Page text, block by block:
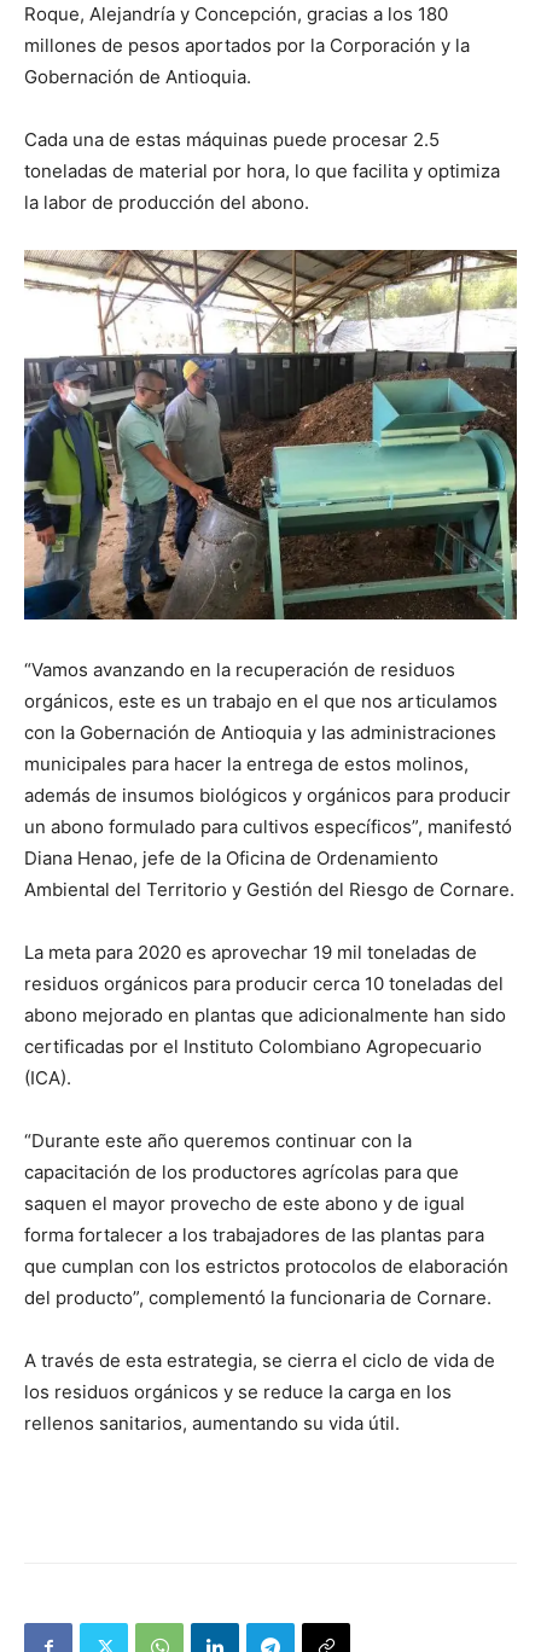
Roque, Alejandría y Concepción, gracias a los 180
millones de pesos aportados por la Corporación y la
Gobernación de Antioquia.
Cada una de estas máquinas puede procesar 2.5
toneladas de material por hora, lo que facilita y optimiza
la labor de producción del abono.
“Vamos avanzando en la recuperación de residuos
orgánicos, este es un trabajo en el que nos articulamos
con la Gobernación de Antioquia y las administraciones
municipales para hacer la entrega de estos molinos,
además de insumos biológicos y orgánicos para producir
un abono formulado para cultivos específicos”, manifestó
Diana Henao, jefe de la Oficina de Ordenamiento
Ambiental del Territorio y Gestión del Riesgo de Cornare.
La meta para 2020 es aprovechar 19 mil toneladas de
residuos orgánicos para producir cerca 10 toneladas del
abono mejorado en plantas que adicionalmente han sido
certificadas por el Instituto Colombiano Agropecuario
(ICA).
“Durante este año queremos continuar con la
capacitación de los productores agrícolas para que
saquen el mayor provecho de este abono y de igual
forma fortalecer a los trabajadores de las plantas para
que cumplan con los estrictos protocolos de elaboración
del producto”, complementó la funcionaria de Cornare.
A través de esta estrategia, se cierra el ciclo de vida de
los residuos orgánicos y se reduce la carga en los
rellenos sanitarios, aumentando su vida útil.